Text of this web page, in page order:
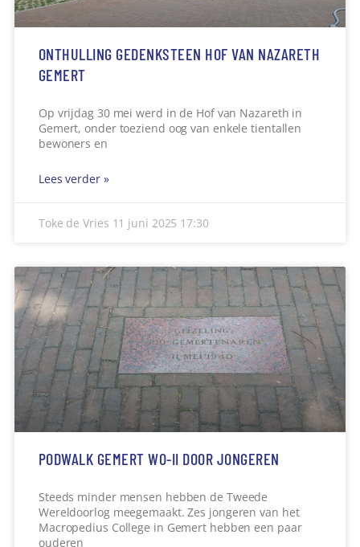
ONTHULLING GEDENKSTEEN HOF VAN NAZARETH
GEMERT
Op vrijdag 30 mei werd in de Hof van Nazareth in
Gemert, onder toeziend oog van enkele tientallen
bewoners en
Lees verder »
Toke de Vries 11 juni 2025 17:30
PODWALK GEMERT WO-II DOOR JONGEREN
Steeds minder mensen hebben de Tweede
Wereldoorlog meegemaakt. Zes jongeren van het
Macropedius College in Gemert hebben een paar
ouderen